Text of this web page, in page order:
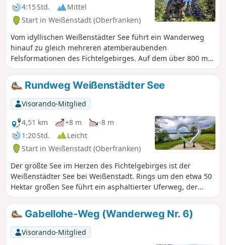
Freilichtmuseum für Besucher geöffnet.
4:15 Std.
Mittel
Start in Weißenstadt (Oberfranken)
Vom idyllischen Weißenstädter See führt ein Wanderweg
hinauf zu gleich mehreren atemberaubenden
Felsformationen des Fichtelgebirges. Auf dem über 800 m
hohen Rudolfstein beeindrucken die Granittürme auf dem
Gipfel, die weit über die Region hinaus bekannt - und eines
der Wahrzeichen des Fichtelgebirges - sind. Nur einen
Steinwurf entfernt ragen die Drei Brüder aus dem
umliegenden Wald empor.
Rundweg Weißenstädter See
Visorando-Mitglied
4,51 km
+8 m
-8 m
1:20 Std.
Leicht
Start in Weißenstadt (Oberfranken)
Der größte See im Herzen des Fichtelgebirges ist der
Weißenstädter See bei Weißenstadt. Rings um den etwa 50
Hektar großen See führt ein asphaltierter Uferweg, der
auch mit Kinderwagen, Buggy oder Rollator leicht zu
begehen ist. Kein Wunder, dass er in weitem Umkreis zu
einem der beliebtesten Ausflugsziele gehört.
Gabellohe-Weg (Wanderweg Nr. 6)
Visorando-Mitglied